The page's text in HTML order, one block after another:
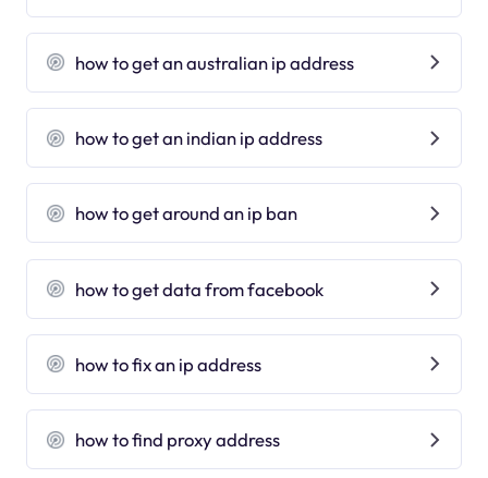
how to get an australian ip address
how to get an indian ip address
how to get around an ip ban
how to get data from facebook
how to fix an ip address
how to find proxy address